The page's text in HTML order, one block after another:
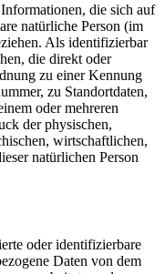
die sich auf
natürliche Person (im
Als identifizierbar
die direkt oder
zu einer Kennung
zu Standortdaten,
oder mehreren
der physischen,
wirtschaftlichen,
natürlichen Person
oder identifizierbare
Daten von dem